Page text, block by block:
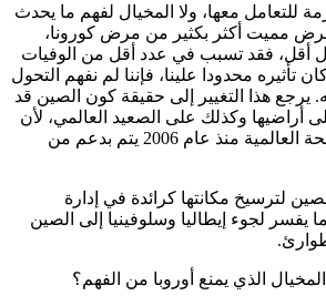
للتعامل معها، ولا المخيال لفهم ما يحدث
مميت أكثر بكثير من مرض كورونا،
أقل، فقد تسبب في عدد أقل من الوفيات
تأثيره محدودا علينا، فإننا لم نفهم التحول
يرجع هذا التغيير إلى حقيقة كون الصين قد
أراضيها وكذلك على الصعيد العالمي، لأن
تعيين قيادة منظمة الصحة العالمية منذ عام 2006 يتم بدعم من
لترسيخ مكانتها كرائدة في إدارة
يفسر لجوء إيطاليا وسلوفينيا إلى الصين
الذي يمنع أوروبا من الفهم؟